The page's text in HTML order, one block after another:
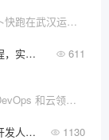
自动驾驶技术引发广泛关注，萝卜快跑在武汉运营及北京相关意见征集令出租车和网约车司机恐慌。本文探讨其未来，认为自动驾驶必将取代现有技术，短期内萝卜快跑会加大自购车辆投入但长期不会。未来其商业模式或为售卖软件，主要市场在私家车，将带来诸多影响。
一篇文章带你了解什么是平台工程，实施平台工程你需要具体做什么？ 611
介绍在这篇博文中，我们将讨论DevOps 和云领域中一个相对较新的热门话题，即“平台工程”。
平台工程：降低认知负担，改善开发人员体验提升企业的数字生产力 1130